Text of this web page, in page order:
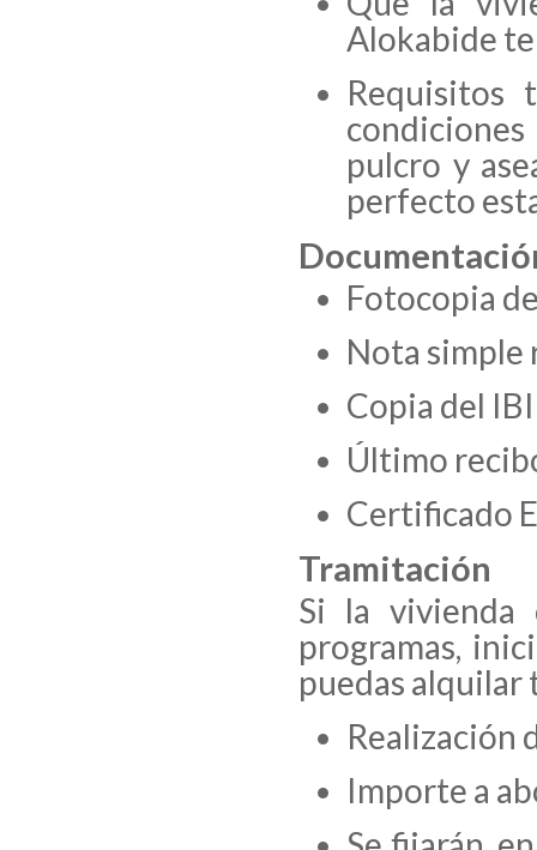
Alokabide
Requisitos
pulcro y
perfecto
Fotocopia
Nota simple
Copia del IBI
Último
Certificado
Tramitación
Si la vivienda
programas,
puedas alquilar
Realización
Importe a